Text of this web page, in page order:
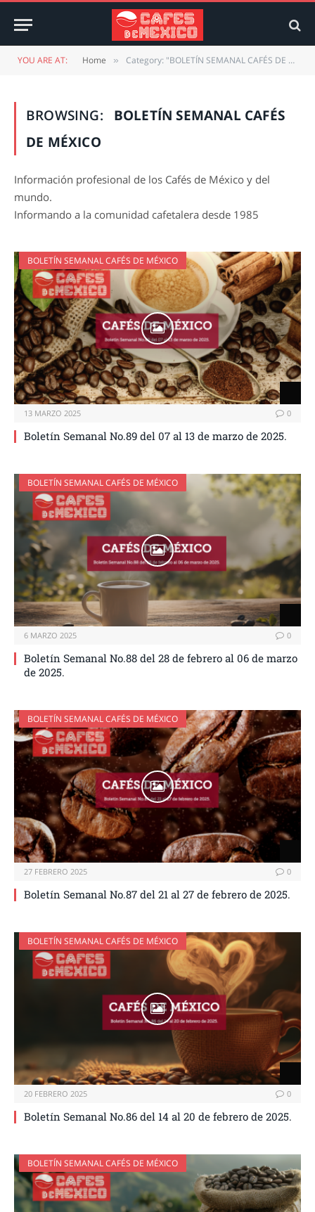
YOU ARE AT: Home » Category: "BOLETÍN SEMANAL CAFÉS DE MÉXICO" (Page 8)
BROWSING:
BOLETÍN SEMANAL CAFÉS
DE MÉXICO
Información profesional de los Cafés de México y del
mundo.
Informando a la comunidad cafetalera desde 1985
BOLETÍN SEMANAL CAFÉS DE MÉXICO
13 MARZO 2025 0
Boletín Semanal No.89 del 07 al 13 de marzo de 2025.
BOLETÍN SEMANAL CAFÉS DE MÉXICO
6 MARZO 2025 0
Boletín Semanal No.88 del 28 de febrero al 06 de marzo
de 2025.
BOLETÍN SEMANAL CAFÉS DE MÉXICO
27 FEBRERO 2025 0
Boletín Semanal No.87 del 21 al 27 de febrero de 2025.
BOLETÍN SEMANAL CAFÉS DE MÉXICO
20 FEBRERO 2025 0
Boletín Semanal No.86 del 14 al 20 de febrero de 2025.
BOLETÍN SEMANAL CAFÉS DE MÉXICO